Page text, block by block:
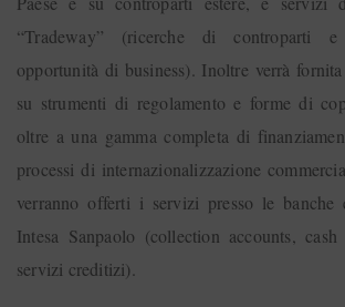
“Tradeway” (ricerche di controparti e
opportunità di business). Inoltre verrà
su strumenti di regolamento e forme di
oltre a una gamma completa di
processi di internazionalizzazione
verranno offerti i servizi presso le banche
Intesa Sanpaolo (collection accounts, cash
servizi creditizi).